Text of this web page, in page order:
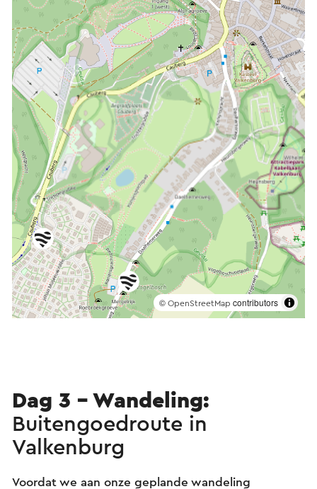
© OpenStreetMap contributors
Dag 3 - Wandeling:
Buitengoedroute in
Valkenburg
Voordat we aan onze geplande wandeling